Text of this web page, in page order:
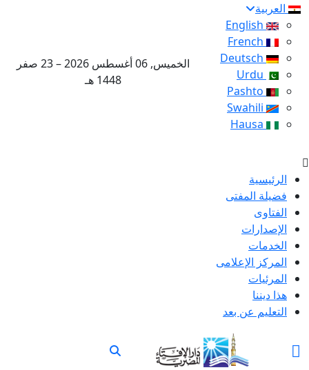
العربية
الخميس, 06 أغسطس 2026 – 23 صفر
1448 هـ
الرئيسية
فضيلة المفتى
الفتاوى
الإصدارات
الخدمات
المركز الإعلامى
المرئيات
هذا ديننا
التعليم عن بعد